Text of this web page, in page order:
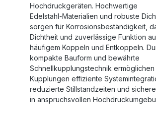
Hochdruckgeräten. Hochwertige
Edelstahl‑Materialien und robuste
sorgen für Korrosionsbeständigkeit,
Dichtheit und zuverlässige Funktion
häufigem Koppeln und Entkoppeln.
kompakte Bauform und bewährte
Schnellkupplungstechnik ermöglichen
Kupplungen effiziente
reduzierte Stillstandzeiten und
in anspruchsvollen